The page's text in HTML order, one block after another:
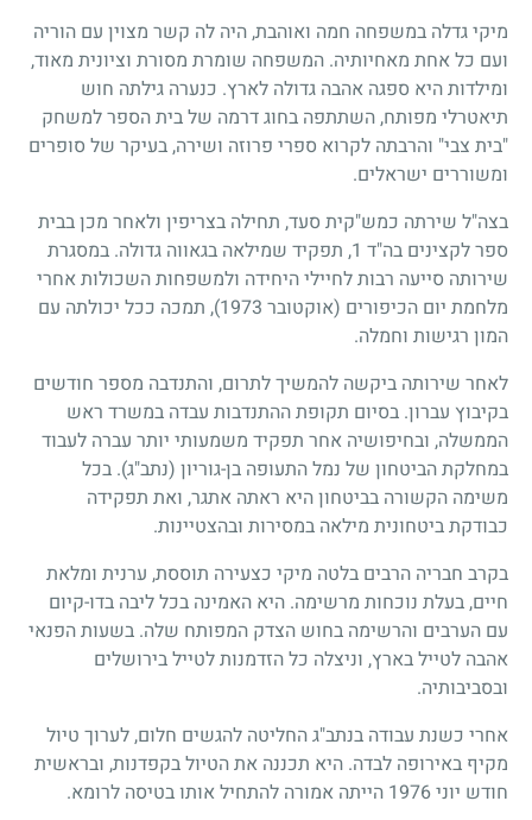
מיקי גדלה במשפחה חמה ואוהבת, היה לה קשר מצוין עם הוריה
ועם כל אחת מאחיותיה. המשפחה שומרת מסורת וציונית מאוד,
ומילדות היא ספגה אהבה גדולה לארץ. כנערה גילתה חוש
תיאטרלי מפותח, השתתפה בחוג דרמה של בית הספר למשחק
"בית צבי" והרבתה לקרוא ספרי פרוזה ושירה, בעיקר של סופרים
ומשוררים ישראלים.
בצה"ל שירתה כמש"קית סעד, תחילה בצריפין ולאחר מכן בבית
ספר לקצינים בה"ד 1, תפקיד שמילאה בגאווה גדולה. במסגרת
שירותה סייעה רבות לחיילי היחידה ולמשפחות השכולות אחרי
מלחמת יום הכיפורים (אוקטובר 1973), תמכה ככל יכולתה עם
המון רגישות וחמלה.
לאחר שירותה ביקשה להמשיך לתרום, והתנדבה מספר חודשים
בקיבוץ עברון. בסיום תקופת ההתנדבות עבדה במשרד ראש
הממשלה, ובחיפושיה אחר תפקיד משמעותי יותר עברה לעבוד
במחלקת הביטחון של נמל התעופה בן-גוריון (נתב"ג). בכל
משימה הקשורה בביטחון היא ראתה אתגר, ואת תפקידה
כבודקת ביטחונית מילאה במסירות ובהצטיינות.
בקרב חבריה הרבים בלטה מיקי כצעירה תוססת, ערנית ומלאת
חיים, בעלת נוכחות מרשימה. היא האמינה בכל ליבה בדו-קיום
עם הערבים והרשימה בחוש הצדק המפותח שלה. בשעות הפנאי
אהבה לטייל בארץ, וניצלה כל הזדמנות לטייל בירושלים
ובסביבותיה.
אחרי כשנת עבודה בנתב"ג החליטה להגשים חלום, לערוך טיול
מקיף באירופה לבדה. היא תכננה את הטיול בקפדנות, ובראשית
חודש יוני 1976 הייתה אמורה להתחיל אותו בטיסה לרומא.